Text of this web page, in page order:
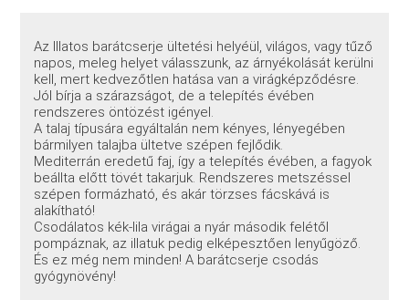
Az Illatos barátcserje ültetési helyéül, világos, vagy tűző
napos, meleg helyet válasszunk, az árnyékolását kerülni
kell, mert kedvezőtlen hatása van a virágképződésre.
Jól bírja a szárazságot, de a telepítés évében
rendszeres öntözést igényel.
A talaj típusára egyáltalán nem kényes, lényegében
bármilyen talajba ültetve szépen fejlődik.
Mediterrán eredetű faj, így a telepítés évében, a fagyok
beállta előtt tövét takarjuk. Rendszeres metszéssel
szépen formázható, és akár törzses fácskává is
alakítható!
Csodálatos kék-lila virágai a nyár második felétől
pompáznak, az illatuk pedig elképesztően lenyűgöző.
És ez még nem minden! A barátcserje csodás
gyógynövény!